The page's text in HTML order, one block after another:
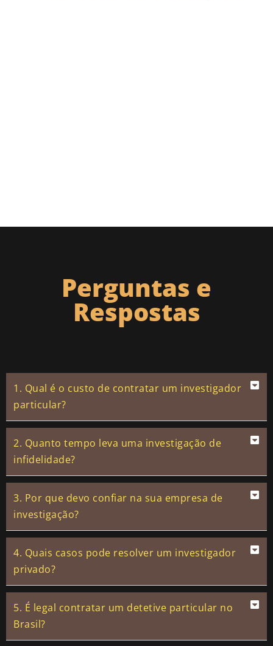
Perguntas e
Respostas
1. Qual é o custo de contratar um investigador
particular?
2. Quanto tempo leva uma investigação de
infidelidade?
3. Por que devo confiar na sua empresa de
investigação?
4. Quais casos pode resolver um investigador
privado?
5. É legal contratar um detetive particular no
Brasil?